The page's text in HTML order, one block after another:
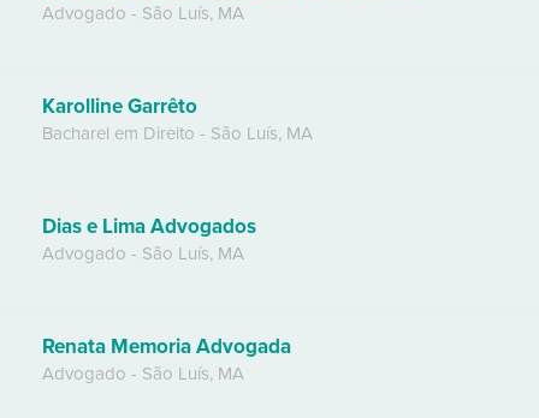
Advogado - São Luís, MA
Karolline Garrêto
Bacharel em Direito - São Luís, MA
Dias e Lima Advogados
Advogado - São Luís, MA
Renata Memoria Advogada
Advogado - São Luís, MA